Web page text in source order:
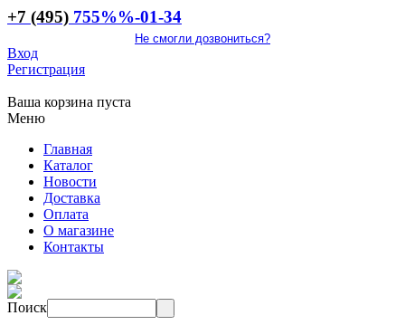
+7 (495) 755%%-01-34
Не смогли дозвониться?
Вход
Регистрация
Ваша корзина пуста
Меню
Главная
Каталог
Новости
Доставка
Оплата
О магазине
Контакты
Поиск